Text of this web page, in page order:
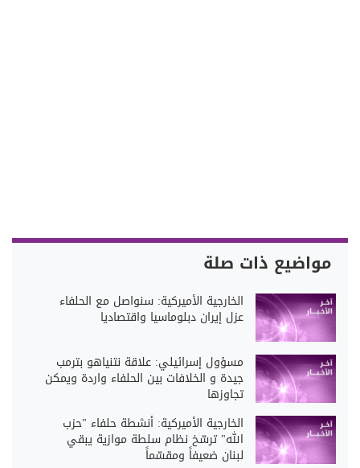
مواضيع ذات صلة
الخارجية الأميركية: سنواصل مع الحلفاء
عزل إيران دبلوماسيا واقتصاديا
مسؤول إسرائيلي: علاقة نتنياهو بترمب
جيدة و الخلافات بين الحلفاء واردة ويمكن
تجاوزها
الخارجية الأميركية: أنشطة حلفاء "حزب
الله" ترسّخ نظام سلطة موازية يبقي
لبنان ضعيفاً ومقسّماً